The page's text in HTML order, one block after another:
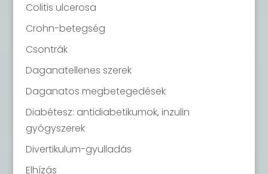
Colitis ulcerosa
Crohn-betegség
Csontrák
Daganatellenes szerek
Daganatos megbetegedések
Diabétesz: antidiabetikumok, inzulin
gyógyszerek
Divertikulum-gyulladás
Elhízás